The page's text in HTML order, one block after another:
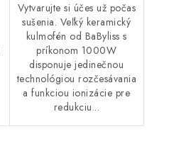
Vytvarujte si účes už počas
sušenia. Veľký keramický
kulmofén od BaByliss s
príkonom 1000W
disponuje jedinečnou
technológiou rozčesávania
a funkciou ionizácie pre
redukciu...